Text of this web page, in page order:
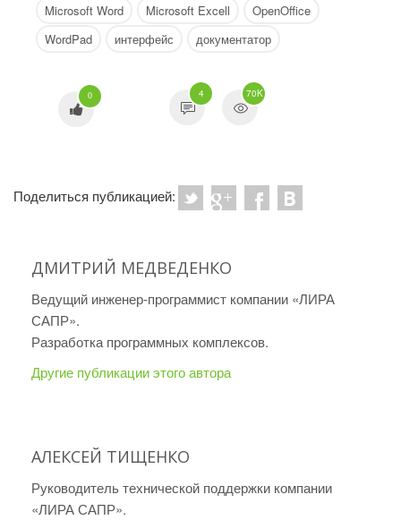
Microsoft Word Microsoft Excell
OpenOffice
WordPad
интерфейс документатор
0 4 70K
Поделиться публикацией:
ДМИТРИЙ МЕДВЕДЕНКО
Ведущий инженер-программист компании «ЛИРА
САПР».
Разработка программных комплексов.
Другие публикации этого автора
АЛЕКСЕЙ ТИЩЕНКО
Руководитель технической поддержки компании
«ЛИРА САПР».